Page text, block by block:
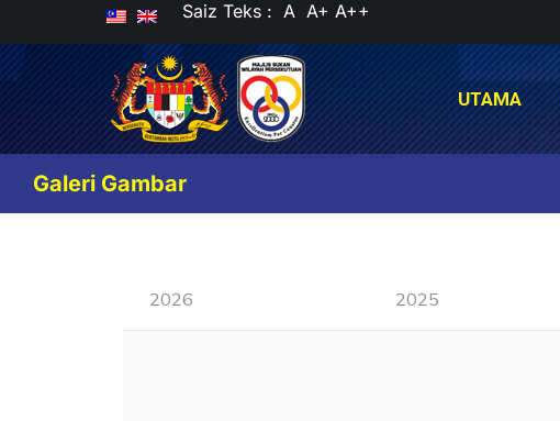
Saiz Teks : A A+ A++
UTAMA
Galeri Gambar
2026 2025
UTAMA